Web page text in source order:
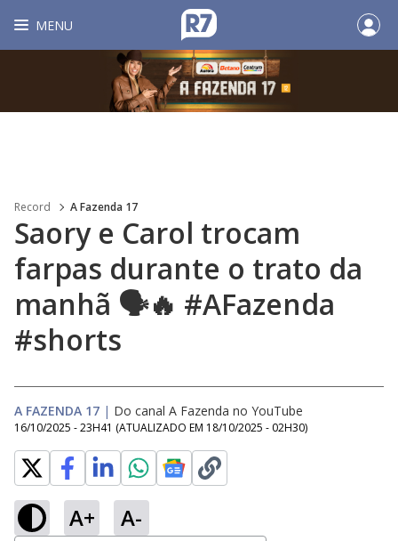
MENU
Record A Fazenda 17
Saory e Carol trocam
farpas durante o trato da
manhã 🗣️🔥 #AFazenda
#shorts
A FAZENDA 17 | Do canal A Fazenda no YouTube
16/10/2025 - 23H41 (ATUALIZADO EM 18/10/2025 - 02H30)
A+ A-